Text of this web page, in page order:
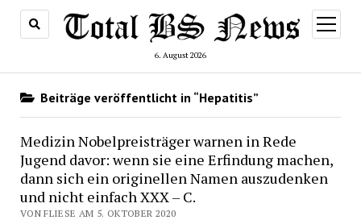
6. August 2026
Menü
öffnen
Beiträge veröffentlicht in “Hepatitis”
Medizin Nobelpreisträger warnen in Rede
Jugend davor: wenn sie eine Erfindung machen,
dann sich ein originellen Namen auszudenken
und nicht einfach XXX – C.
VON FLIESE AM 5. OKTOBER 2020